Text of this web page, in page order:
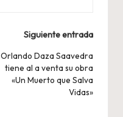
Siguiente entrada
Orlando Daza Saavedra
tiene al a venta su obra
«Un Muerto que Salva
Vidas»